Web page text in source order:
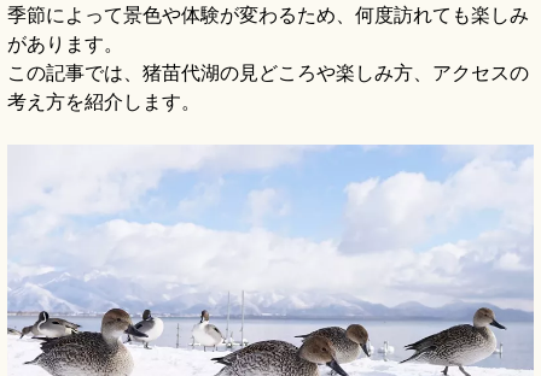
季節によって景色や体験が変わるため、何度訪れても楽しみ
があります。
この記事では、猪苗代湖の見どころや楽しみ方、アクセスの
考え方を紹介します。